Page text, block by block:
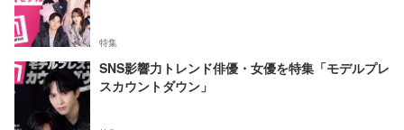
特集
SNS影響力トレンド俳優・女優を特集「モデルプレ
スカウントダウン」